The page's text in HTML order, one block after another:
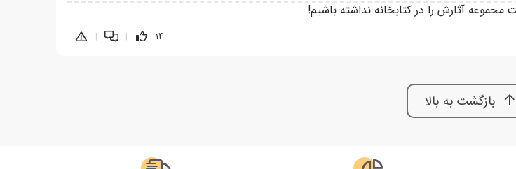
آثارش را در کتابخانه نداشته باشیم!
14
|
|
بازگشت به بالا